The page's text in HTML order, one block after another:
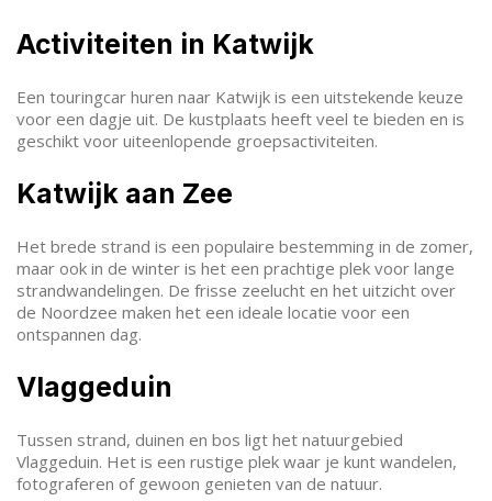
Activiteiten in Katwijk
Een touringcar huren naar Katwijk is een uitstekende keuze
voor een dagje uit. De kustplaats heeft veel te bieden en is
geschikt voor uiteenlopende groepsactiviteiten.
Katwijk aan Zee
Het brede strand is een populaire bestemming in de zomer,
maar ook in de winter is het een prachtige plek voor lange
strandwandelingen. De frisse zeelucht en het uitzicht over
de Noordzee maken het een ideale locatie voor een
ontspannen dag.
Vlaggeduin
Tussen strand, duinen en bos ligt het natuurgebied
Vlaggeduin. Het is een rustige plek waar je kunt wandelen,
fotograferen of gewoon genieten van de natuur.